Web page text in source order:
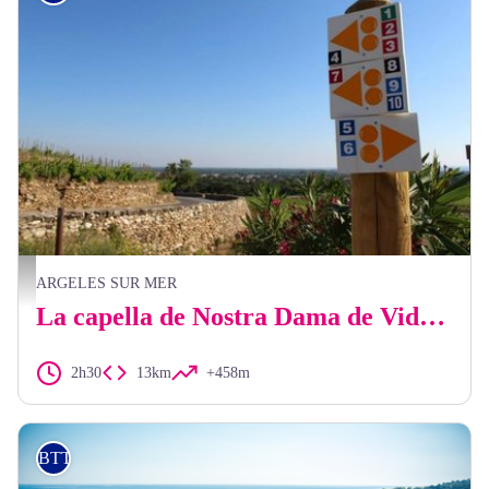
Signalétique VTT - Mairie d'Argelès-sur-Mer
ARGELES SUR MER
La capella de Nostra Dama de Vida (BTT)
2h30 13km +458m
BTT